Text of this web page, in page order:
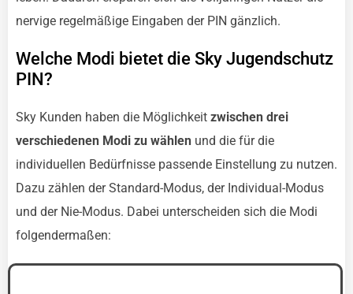
nervige regelmäßige Eingaben der PIN gänzlich.
Welche Modi bietet die Sky Jugendschutz
PIN?
Sky Kunden haben die Möglichkeit zwischen drei
verschiedenen Modi zu wählen und die für die
individuellen Bedürfnisse passende Einstellung zu nutzen.
Dazu zählen der Standard-Modus, der Individual-Modus
und der Nie-Modus. Dabei unterscheiden sich die Modi
folgendermaßen: